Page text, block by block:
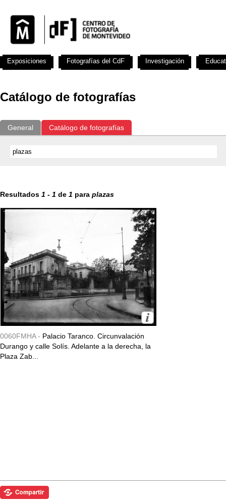
Catálogo de fotografías
General Catálogo de fotografías
Resultados 1 - 1 de 1 para plazas
0060FMHA - Palacio Taranco. Circunvalación
Durango y calle Solís. Adelante a la derecha, la
Plaza Zab...
Exposiciones Fotografías del CdF Investigación